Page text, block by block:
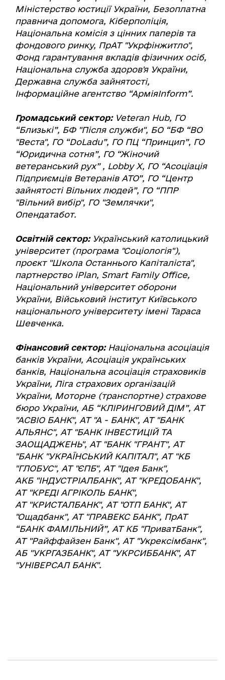
Міністерство юстиції України, Безоплатна
правнича допомога, Кіберполіція,
Національна комісія з цінних паперів та
фондового ринку, ПрАТ "Укрфінжитло",
Фонд гарантування вкладів фізичних осіб,
Національна служба здоров'я України,
Державна служба зайнятості,
Інформаційне агентство “АрміяInform”.
Громадський сектор:Veteran Hub, ГО
“Близькі”, БФ "Після служби", БО “БФ “ВО
"Веста", ГО “DoLadu”, ГО ПЦ “Принцип”, ГО
“Юридична сотня”, ГО “Жіночий
ветеранський рух” , Lobby X, ГО “Асоціація
Підприємців Ветеранів АТО”, ГО “Центр
зайнятості Вільних людей”, ГО “ППР
"Вільний вибір", ГО "Землячки",
Опендатабот.
Освітній сектор:Український католицький
університет (програма "Соціологія"),
проєкт "Школа Останнього Капіталіста",
партнерство iPlan, Smart Family Office,
Національний університет оборони
України, Військовий інститут Київського
національного університету імені Тараса
Шевченка.
Фінансовий сектор:Національна асоціація
банків України, Асоціація українських
банків, Національна асоціація страховиків
України, Ліга страхових організацій
України, Моторне (транспортне) страхове
бюро України, АБ “КЛІРИНГОВИЙ ДІМ”, АТ
"АСВІО БАНК", АТ "А - БАНК", АТ "БАНК
АЛЬЯНС", АТ "БАНК ІНВЕСТИЦІЙ ТА
ЗАОЩАДЖЕНЬ", АТ "БАНК "ГРАНТ", АТ
"БАНК "УКРАЇНСЬКИЙ КАПІТАЛ", АТ "КБ
"ГЛОБУС", АТ "ЄПБ", АТ "Ідея Банк",
АКБ "ІНДУСТРІАЛБАНК", АТ "КРЕДОБАНК",
АТ "КРЕДІ АГРІКОЛЬ БАНК",
АТ "КРИСТАЛБАНК", АТ "ОТП БАНК", АТ
"Ощадбанк", АТ "ПРАВЕКС БАНК", ПрАТ
“БАНК ФАМІЛЬНИЙ”, АТ КБ "ПриватБанк",
АТ "Райффайзен Банк", АТ "Укрексімбанк",
АБ "УКРГАЗБАНК", АТ "УКРСИББАНК", АТ
"УНІВЕРСАЛ БАНК".